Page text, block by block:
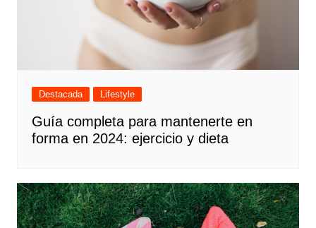
Destacada Lifestyle
Guía completa para mantenerte en
forma en 2024: ejercicio y dieta